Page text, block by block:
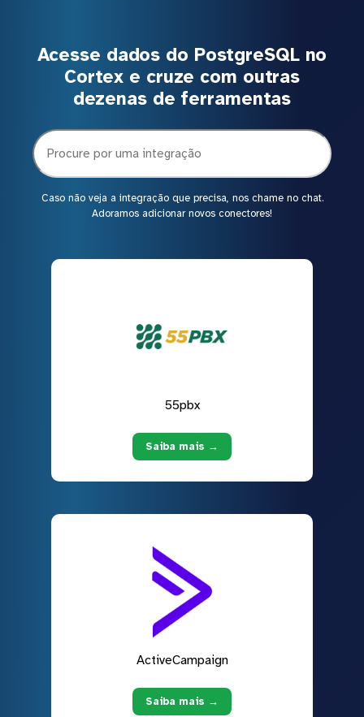
Acesse dados do PostgreSQL no
Cortex e cruze com outras
dezenas de ferramentas
Caso não veja a integração que precisa, nos chame no chat.
Adoramos adicionar novos conectores!
55pbx
Saiba mais →
ActiveCampaign
Saiba mais →